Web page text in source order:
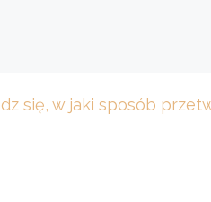
się, w jaki sposób